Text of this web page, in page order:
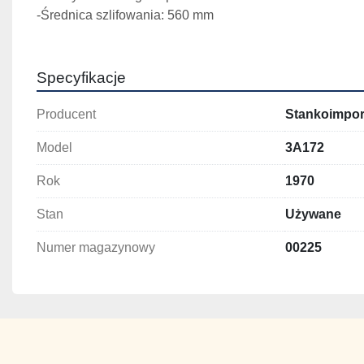
-Średnica szlifowania: 560 mm
Specyfikacje
Producent
Model 3A172
Rok 1970
Stan Używane
Numer magazynowy 00225